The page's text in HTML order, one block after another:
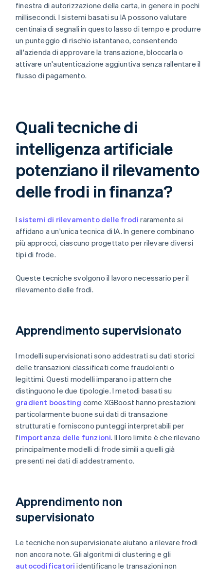
finestra di autorizzazione della carta, in genere in pochi
millisecondi. I sistemi basati su IA possono valutare
centinaia di segnali in questo lasso di tempo e produrre
un punteggio di rischio istantaneo, consentendo
all'azienda di approvare la transazione, bloccarla o
attivare un'autenticazione aggiuntiva senza rallentare il
flusso di pagamento.
Quali tecniche di
intelligenza artificiale
potenziano il rilevamento
delle frodi in finanza?
Isistemi di rilevamento delle frodi raramente si
affidano a un'unica tecnica di IA. In genere combinano
più approcci, ciascuno progettato per rilevare diversi
tipi di frode.
Queste tecniche svolgono il lavoro necessario per il
rilevamento delle frodi.
Apprendimento supervisionato
I modelli supervisionati sono addestrati su dati storici
delle transazioni classificati come fraudolenti o
legittimi. Questi modelli imparano i pattern che
distinguono le due tipologie. I metodi basati su
gradient boosting come XGBoost hanno prestazioni
particolarmente buone sui dati di transazione
strutturati e forniscono punteggi interpretabili per
l'importanza delle funzioni. Il loro limite è che rilevano
principalmente modelli di frode simili a quelli già
presenti nei dati di addestramento.
Apprendimento non
supervisionato
Le tecniche non supervisionate aiutano a rilevare frodi
non ancora note. Gli algoritmi di clustering e gli
autocodificatori identificano le transazioni non